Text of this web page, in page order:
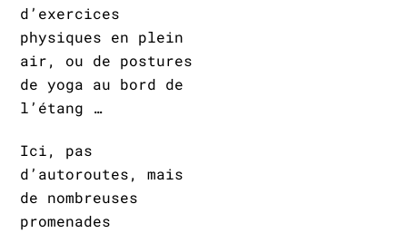
d’exercices
physiques en plein
air, ou de postures
de yoga au bord de
l’étang …
Ici, pas
d’autoroutes, mais
de nombreuses
promenades